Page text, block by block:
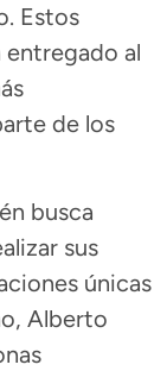
Estos
entregado al
de los
busca
sus
únicas
Alberto